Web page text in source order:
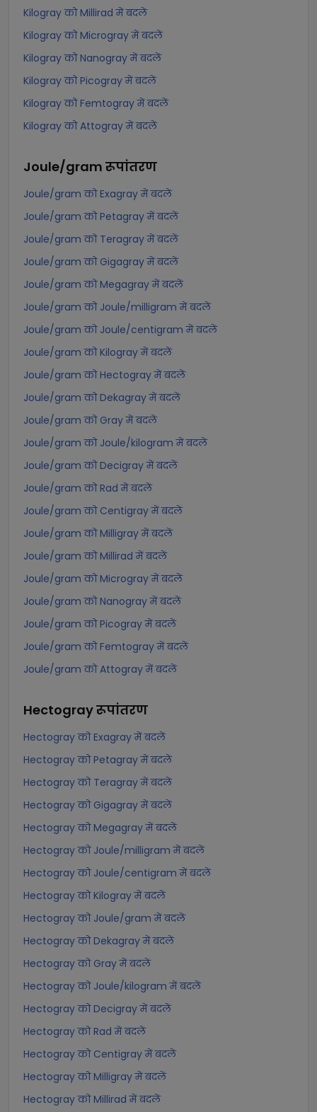
Kilogray को Millirad में बदलें
Kilogray को Microgray में बदलें
Kilogray को Nanogray में बदलें
Kilogray को Picogray में बदलें
Kilogray को Femtogray में बदलें
Kilogray को Attogray में बदलें
Joule/gram रूपांतरण
Joule/gram को Exagray में बदलें
Joule/gram को Petagray में बदलें
Joule/gram को Teragray में बदलें
Joule/gram को Gigagray में बदलें
Joule/gram को Megagray में बदलें
Joule/gram को Joule/milligram में बदलें
Joule/gram को Joule/centigram में बदलें
Joule/gram को Kilogray में बदलें
Joule/gram को Hectogray में बदलें
Joule/gram को Dekagray में बदलें
Joule/gram को Gray में बदलें
Joule/gram को Joule/kilogram में बदलें
Joule/gram को Decigray में बदलें
Joule/gram को Rad में बदलें
Joule/gram को Centigray में बदलें
Joule/gram को Milligray में बदलें
Joule/gram को Millirad में बदलें
Joule/gram को Microgray में बदलें
Joule/gram को Nanogray में बदलें
Joule/gram को Picogray में बदलें
Joule/gram को Femtogray में बदलें
Joule/gram को Attogray में बदलें
Hectograyरूपांतरण
Hectogray को Exagray में बदलें
Hectogray को Petagray में बदलें
Hectogray को Teragray में बदलें
Hectogray को Gigagray में बदलें
Hectogray को Megagray में बदलें
Hectogray को Joule/milligram में बदलें
Hectogray को Joule/centigram में बदलें
Hectogray को Kilogray में बदलें
Hectogray को Joule/gram में बदलें
Hectogray को Dekagray में बदलें
Hectogray को Gray में बदलें
Hectogray को Joule/kilogram में बदलें
Hectogray को Decigray में बदलें
Hectogray को Rad में बदलें
Hectogray को Centigray में बदलें
Hectogray को Milligray में बदलें
Hectogray को Millirad में बदलें